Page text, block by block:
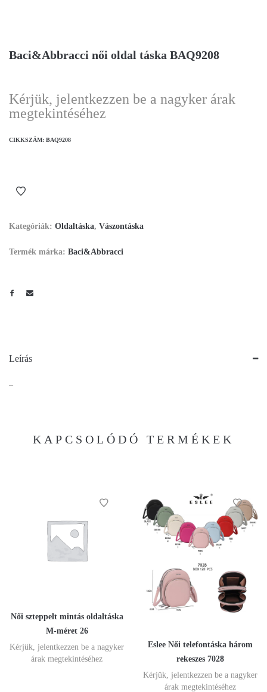
Baci&Abbracci női oldal táska BAQ9208
Kérjük, jelentkezzen be a nagyker árak
megtekintéséhez
CIKKSZÁM: BAQ9208
Kategóriák: Oldaltáska, Vászontáska
Termék márka: Baci&Abbracci
Leírás
–
KAPCSOLÓDÓ TERMÉKEK
Női szteppelt mintás oldaltáska
M-méret 26
Kérjük, jelentkezzen be a nagyker
árak megtekintéséhez
Eslee Női telefontáska három
rekeszes 7028
Kérjük, jelentkezzen be a nagyker
árak megtekintéséhez